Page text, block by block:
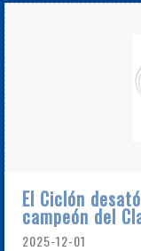
El Ciclón
campeón del
2025-12-01